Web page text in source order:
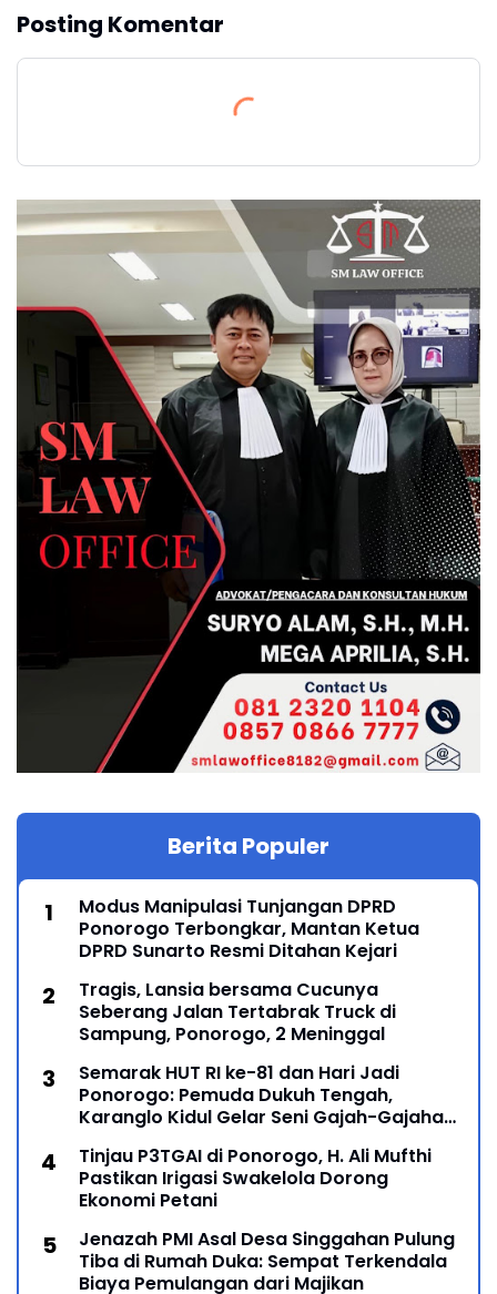
Posting Komentar
Berita Populer
Modus Manipulasi Tunjangan DPRD
Ponorogo Terbongkar, Mantan Ketua
DPRD Sunarto Resmi Ditahan Kejari
Tragis, Lansia bersama Cucunya
Seberang Jalan Tertabrak Truck di
Sampung, Ponorogo, 2 Meninggal
Semarak HUT RI ke-81 dan Hari Jadi
Ponorogo: Pemuda Dukuh Tengah,
Karanglo Kidul Gelar Seni Gajah-Gajahan,
Tinjau P3TGAI di Ponorogo, H. Ali Mufthi
Pastikan Irigasi Swakelola Dorong
Ekonomi Petani
Jenazah PMI Asal Desa Singgahan Pulung
Tiba di Rumah Duka: Sempat Terkendala
Biaya Pemulangan dari Majikan